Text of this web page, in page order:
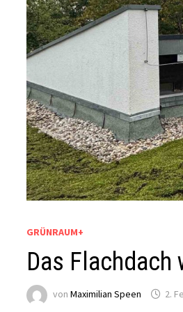
GRÜNRAUM+
Das Flachdach
vonMaximilian Speen 2.